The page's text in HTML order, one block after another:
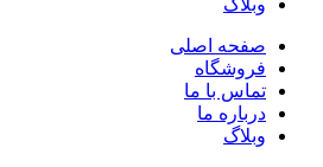
وبلاگ
صفحه اصلی
فروشگاه
تماس با ما
درباره ما
وبلاگ